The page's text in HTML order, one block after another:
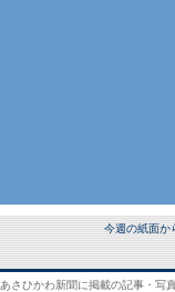
今週の紙面か
あさひかわ新聞に掲載の記事・写